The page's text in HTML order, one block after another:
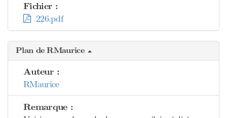
Fichier :
226.pdf
Plan de RMaurice
Auteur :
RMaurice
Remarque :